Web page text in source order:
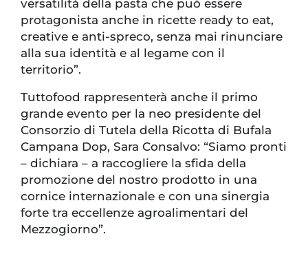
versatilità della pasta che può essere
protagonista anche in ricette ready to eat,
creative e anti-spreco, senza mai rinunciare
alla sua identità e al legame con il
territorio”.
Tuttofood rappresenterà anche il primo
grande evento per la neo presidente del
Consorzio di Tutela della Ricotta di Bufala
Campana Dop, Sara Consalvo: “Siamo pronti
– dichiara – a raccogliere la sfida della
promozione del nostro prodotto in una
cornice internazionale e con una sinergia
forte tra eccellenze agroalimentari del
Mezzogiorno”.